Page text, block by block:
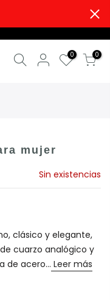
0 0
mujer
Sin existencias
clásico y elegante,
cuarzo analógico y
de acero... Leer más